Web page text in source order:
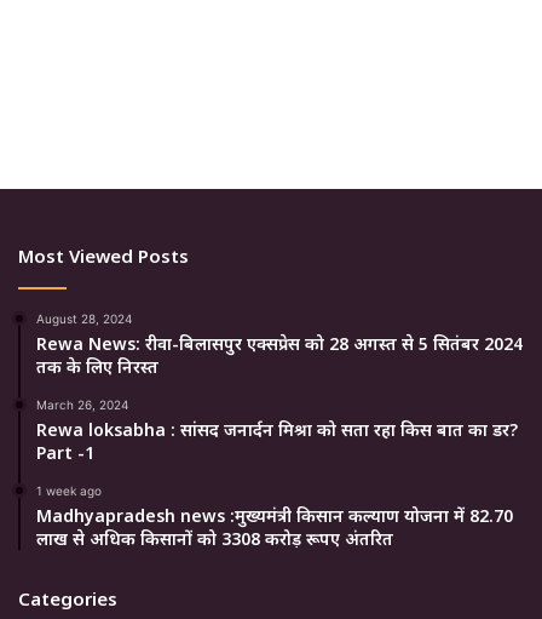
Most Viewed Posts
August 28, 2024
Rewa News: रीवा-बिलासपुर एक्सप्रेस को 28 अगस्त से 5 सितंबर 2024
तक के लिए निरस्त
March 26, 2024
Rewa loksabha : सांसद जनार्दन मिश्रा को सता रहा किस बात का डर?
Part -1
1 week ago
Madhyapradesh news :मुख्यमंत्री किसान कल्याण योजना में 82.70
लाख से अधिक किसानों को 3308 करोड़ रूपए अंतरित
Categories